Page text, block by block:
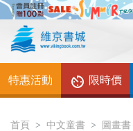
特惠活動 限時價
首頁 中文童書 圖畫書